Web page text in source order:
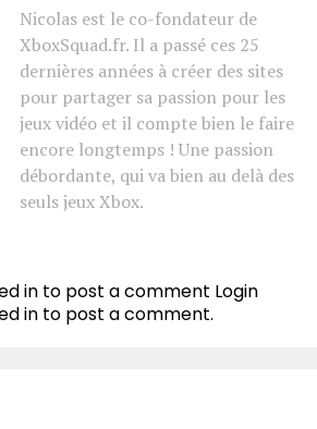
Nicolas est le co-fondateur de
XboxSquad.fr. Il a passé ces 25
dernières années à créer des sites
pour partager sa passion pour les
jeux vidéo et il compte bien le faire
encore longtemps ! Une passion
débordante, qui va bien au delà des
seuls jeux Xbox.
in to post a comment Login
in to post a comment.